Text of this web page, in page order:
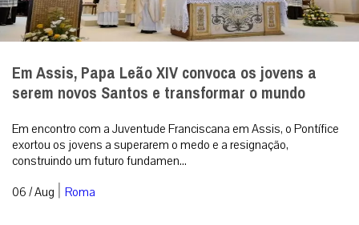
Seminarista sequestrado no centro-norte da
Nigéria está em liberdade